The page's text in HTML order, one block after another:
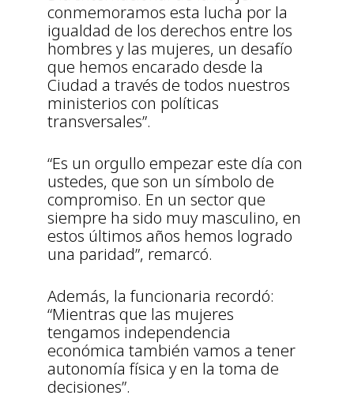
conmemoramos esta lucha por la
igualdad de los derechos entre los
hombres y las mujeres, un desafío
que hemos encarado desde la
Ciudad a través de todos nuestros
ministerios con políticas
transversales”.
“Es un orgullo empezar este día con
ustedes, que son un símbolo de
compromiso. En un sector que
siempre ha sido muy masculino, en
estos últimos años hemos logrado
una paridad”, remarcó.
Además, la funcionaria recordó:
“Mientras que las mujeres
tengamos independencia
económica también vamos a tener
autonomía física y en la toma de
decisiones”.